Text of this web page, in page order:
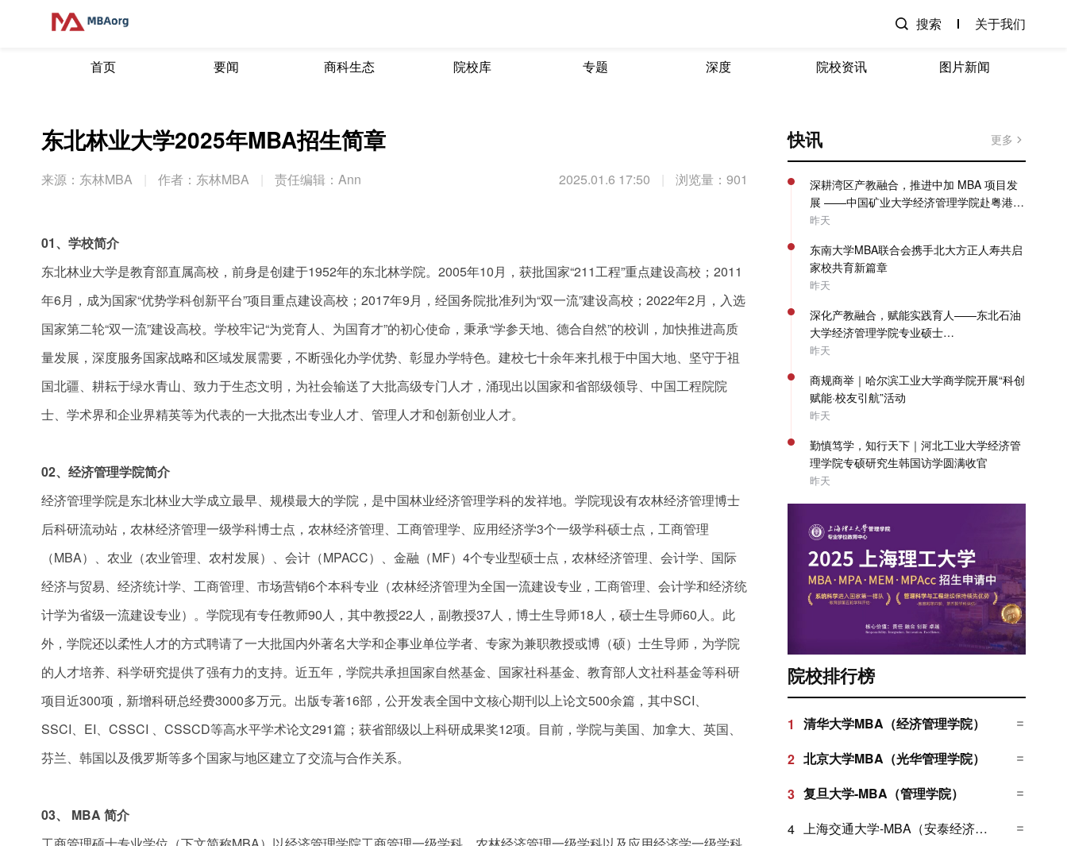
搜索 关于我们
首页 要闻 商科生态 院校库 专题 深度 院校资讯 图片新闻
东北林业大学2025年MBA招生简章
来源：东林MBA 作者：东林MBA 责任编辑：Ann 2025.01.6 17:50 浏览量：901
01、学校简介
东北林业大学是教育部直属高校，前身是创建于1952年的东北林学院。2005年10月，获批国家“211工程”重点建设高校；2011
年6月，成为国家“优势学科创新平台”项目重点建设高校；2017年9月，经国务院批准列为“双一流”建设高校；2022年2月，入选
国家第二轮“双一流”建设高校。学校牢记“为党育人、为国育才”的初心使命，秉承“学参天地、德合自然”的校训，加快推进高质
量发展，深度服务国家战略和区域发展需要，不断强化办学优势、彰显办学特色。建校七十余年来扎根于中国大地、坚守于祖
国北疆、耕耘于绿水青山、致力于生态文明，为社会输送了大批高级专门人才，涌现出以国家和省部级领导、中国工程院院
士、学术界和企业界精英等为代表的一大批杰出专业人才、管理人才和创新创业人才。
02、经济管理学院简介
经济管理学院是东北林业大学成立最早、规模最大的学院，是中国林业经济管理学科的发祥地。学院现设有农林经济管理博士
后科研流动站，农林经济管理一级学科博士点，农林经济管理、工商管理学、应用经济学3个一级学科硕士点，工商管理
（MBA）、农业（农业管理、农村发展）、会计（MPACC）、金融（MF）4个专业型硕士点，农林经济管理、会计学、国际
经济与贸易、经济统计学、工商管理、市场营销6个本科专业（农林经济管理为全国一流建设专业，工商管理、会计学和经济统
计学为省级一流建设专业）。学院现有专任教师90人，其中教授22人，副教授37人，博士生导师18人，硕士生导师60人。此
外，学院还以柔性人才的方式聘请了一大批国内外著名大学和企事业单位学者、专家为兼职教授或博（硕）士生导师，为学院
的人才培养、科学研究提供了强有力的支持。近五年，学院共承担国家自然基金、国家社科基金、教育部人文社科基金等科研
项目近300项，新增科研总经费3000多万元。出版专著16部，公开发表全国中文核心期刊以上论文500余篇，其中SCI、
SSCI、EI、CSSCI 、CSSCD等高水平学术论文291篇；获省部级以上科研成果奖12项。目前，学院与美国、加拿大、英国、
芬兰、韩国以及俄罗斯等多个国家与地区建立了交流与合作关系。
03、 MBA 简介
快讯 更多
深耕湾区产教融合，推进中加 MBA 项目发
展 ——中国矿业大学经济管理学院赴粤港澳
开展专项走访调研
昨天
东南大学MBA联合会携手北大方正人寿共启
家校共育新篇章
昨天
深化产教融合，赋能实践育人——东北石油
大学经济管理学院专业硕士
（MBA/MPAcc）系列教学活动圆满收官
昨天
商规商举｜哈尔滨工业大学商学院开展“科创
赋能·校友引航”活动
昨天
勤慎笃学，知行天下｜河北工业大学经济管
理学院专硕研究生韩国访学圆满收官
昨天
院校排行榜
1
清华大学MBA（经济管理学院）
2 北京大学MBA（光华管理学院）
3 复旦大学-MBA（管理学院）
4
上海交通大学-MBA（安泰经济与管理学院）